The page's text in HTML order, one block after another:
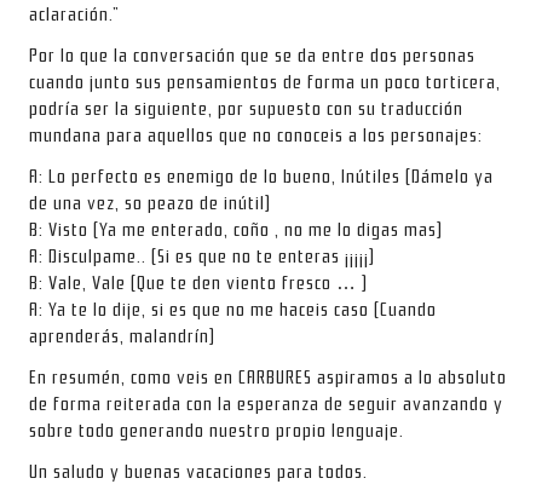
aclaración.”
Por lo que la conversación que se da entre dos personas
cuando junto sus pensamientos de forma un poco torticera,
podría ser la siguiente, por supuesto con su traducción
mundana para aquellos que no conoceis a los personajes:
A: Lo perfecto es enemigo de lo bueno, Inútiles (Dámelo ya
de una vez, so peazo de inútil)
B: Visto (Ya me enterado, coño , no me lo digas mas)
A: Disculpame.. (Si es que no te enteras ¡¡¡¡¡)
B: Vale, Vale (Que te den viento fresco … )
A: Ya te lo dije, si es que no me haceis caso (Cuando
aprenderás, malandrín)
En resumén, como veis en CARBURES aspiramos a lo absoluto
de forma reiterada con la esperanza de seguir avanzando y
sobre todo generando nuestro propio lenguaje.
Un saludo y buenas vacaciones para todos.